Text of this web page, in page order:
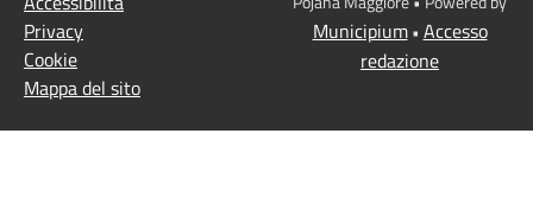
Privacy
Cookie
Mappa del sito
Municipium• Accesso
redazione